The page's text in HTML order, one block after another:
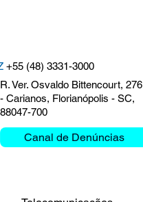
debate Missão
e Mobilidade na
das Rodovias 2026
+55 (48) 3331-3000
R. Ver. Osvaldo Bittencourt, 276
- Carianos, Florianópolis - SC,
88047-700
Canal de Denúncias